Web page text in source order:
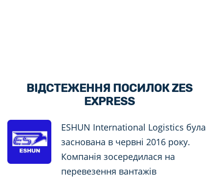
ВІДСТЕЖЕННЯ ПОСИЛОК ZES
EXPRESS
ESHUN International Logistics була
заснована в червні 2016 року.
Компанія зосередилася на
перевезення вантажів